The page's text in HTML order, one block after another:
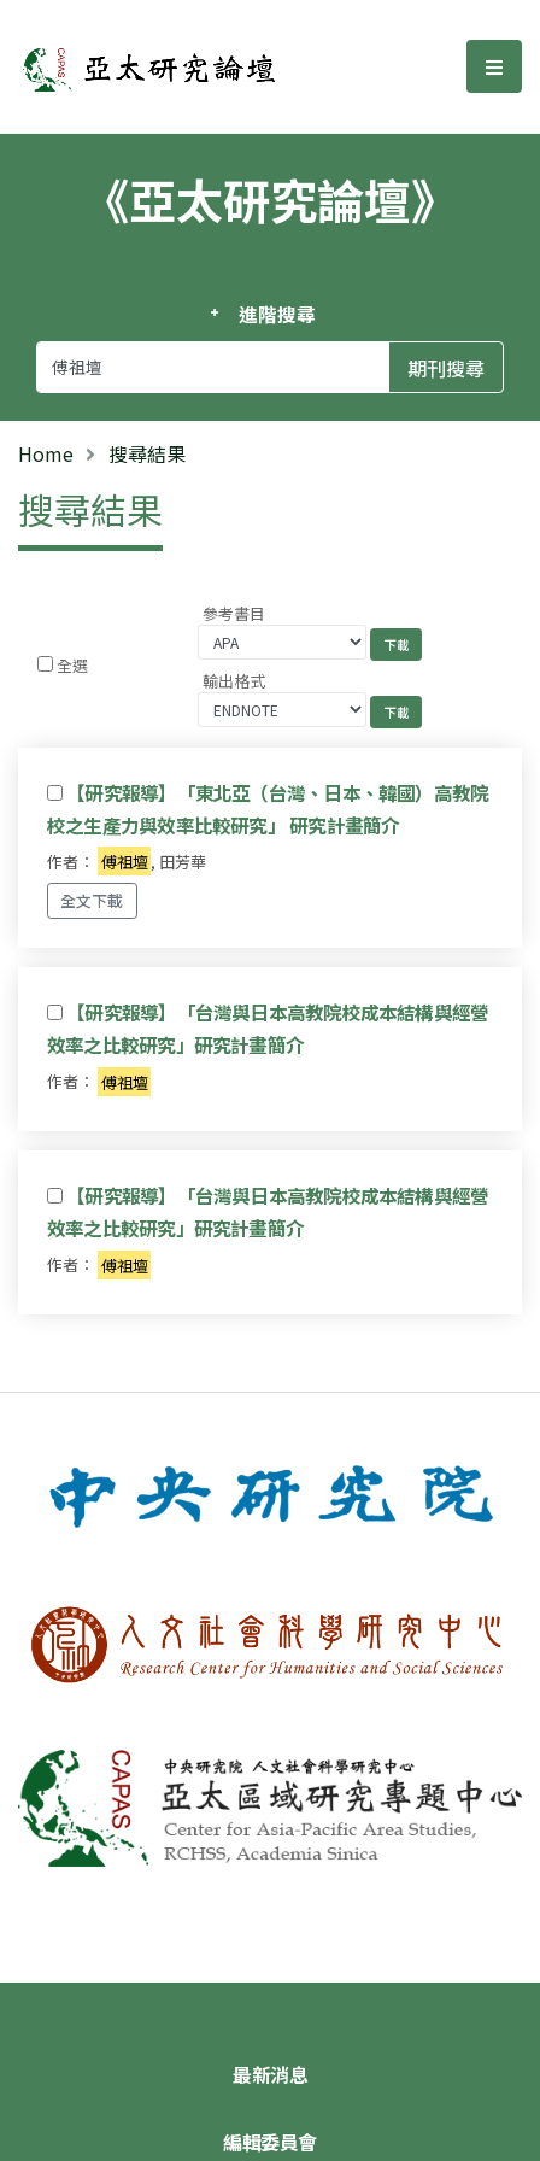
亞太研究論壇 選
《亞太研究論壇》
進階搜尋
Home 搜尋結果
搜尋結果
全選
參考書目
輸出格式
【研究報導】「東北亞（台灣、日本、韓國）高教院
校之生產力與效率比較研究」 研究計畫簡介
作者： 傅祖壇, 田芳華
全文下載
【研究報導】「台灣與日本高教院校成本結構與經營
效率之比較研究」研究計畫簡介
作者： 傅祖壇
【研究報導】「台灣與日本高教院校成本結構與經營
效率之比較研究」研究計畫簡介
作者： 傅祖壇
最新消息
編輯委員會